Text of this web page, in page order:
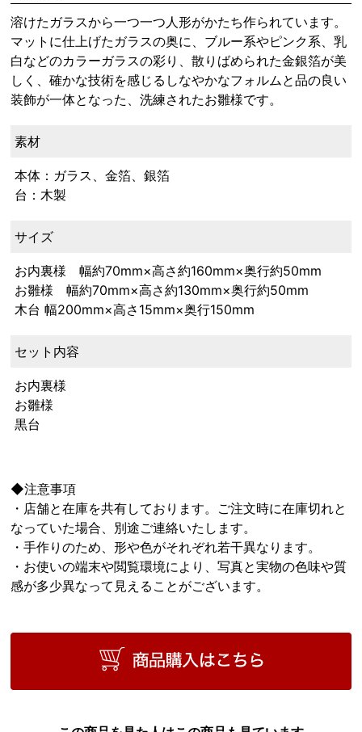
溶けたガラスから一つ一つ人形がかたち作られています。
マットに仕上げたガラスの奥に、ブルー系やピンク系、乳
白などのカラーガラスの彩り、散りばめられた金銀箔が美
しく、確かな技術を感じるしなやかなフォルムと品の良い
装飾が一体となった、洗練されたお雛様です。
素材
本体：ガラス、金箔、銀箔
台：木製
サイズ
お内裏様 幅約70mm×高さ約160mm×奥行約50mm
お雛様 幅約70mm×高さ約130mm×奥行約50mm
木台 幅200mm×高さ15mm×奥行150mm
セット内容
お内裏様
お雛様
黒台
◆注意事項
・店舗と在庫を共有しております。ご注文時に在庫切れと
なっていた場合、別途ご連絡いたします。
・手作りのため、形や色がそれぞれ若干異なります。
・お使いの端末や閲覧環境により、写真と実物の色味や質
感が多少異なって見えることがございます。